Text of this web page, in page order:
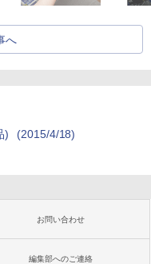
へ
) (2015/4/18)
お問い合わせ
編集部へのご連絡